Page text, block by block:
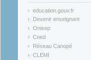
education.gouv.fr
(link is external)
Devenir enseignant
(link is external)
Onisep
(link is external)
Cned
(link is external)
Réseau Canopé
(link is external)
CLEMI